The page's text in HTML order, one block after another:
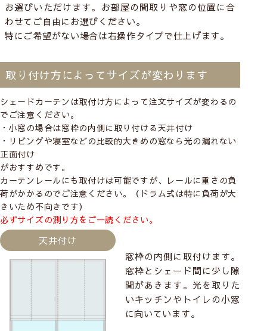
お選びいただけます。お部屋の間取りや窓の位置に合
わせてご自由にお選びください。
特にご希望がない場合は右操作タイプで仕上げます。
取り付け方によってサイズが変わります
シェードカーテンは取付け方によって注文サイズが変わるの
でご注意ください。
・小窓の場合は窓枠の内側に取り付ける天井付け
・リビングや寝室などの比較的大きめの窓なら光の漏れない
正面付け
がおすすめです。
カーテンレールにも取付けは可能ですが、レールに重さの負
荷がかかるのでご注意ください。（ドラム式は特に負荷が大
きいため不向きです）
必ずサイズの測り方をご一読ください。
天井付け
窓枠の内側に取付けます。
窓枠とシェード間に少し隙
間があきます。光を取りた
いキッチンやトイレの小窓
に向いています。